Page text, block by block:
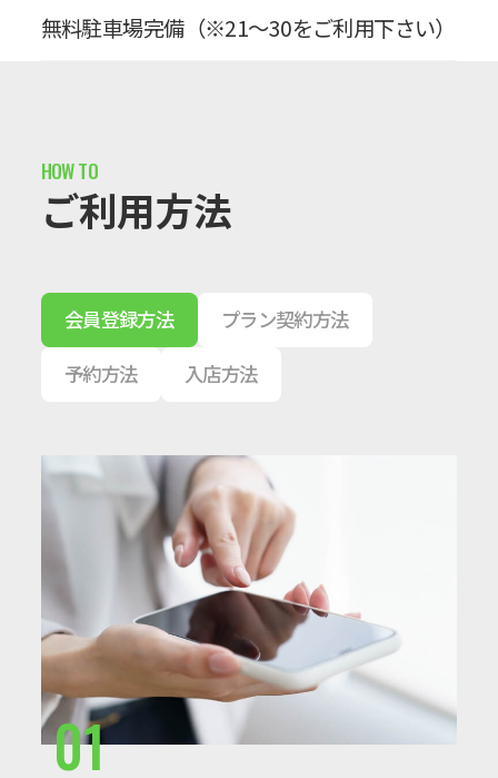
無料駐車場完備（※21～30をご利用下さい）
ご利用方法
会員登録方法
プラン契約方法
予約方法
入店方法
01